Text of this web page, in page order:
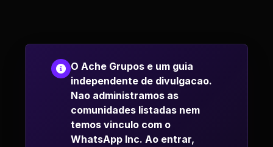
O Ache Grupos e um guia
independente de divulgacao.
Nao administramos as
comunidades listadas nem
temos vinculo com o
WhatsApp Inc. Ao entrar,